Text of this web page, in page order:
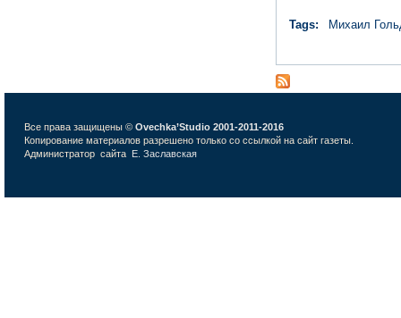
Tags: Михаил
Все права защищены © Ovechka’Studio 2001-2011-2016
Копирование материалов разрешено только со ссылкой на сайт газеты.
Администратор сайта Е. Заславская